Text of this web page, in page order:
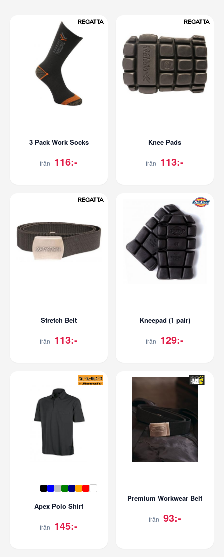
3 Pack Work Socks
från 116:-
Knee Pads
från 113:-
Stretch Belt
från 113:-
Kneepad (1 pair)
från 129:-
Apex Polo Shirt
från 145:-
Premium Workwear Belt
från 93:-